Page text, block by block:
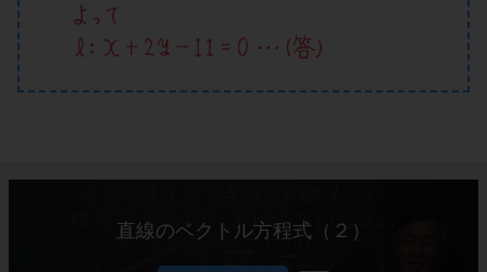
直線のベクトル方程式（２）